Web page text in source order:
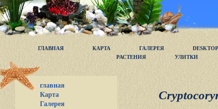
ГЛАВНАЯ КАРТА ГАЛЕРЕЯ
DESKTOP
РАСТЕНИЯ
УЛИТКИ
главная
Карта
Галерея